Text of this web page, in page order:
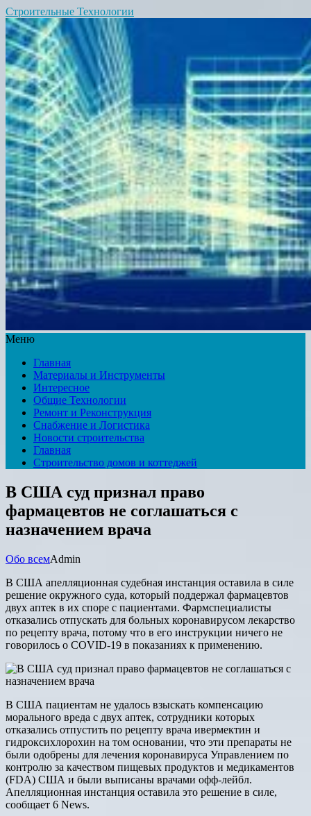
Строительные Технологии
Меню
Главная
Материалы и Инструменты
Интересное
Общие Технологии
Ремонт и Реконструкция
Снабжение и Логистика
Новости строительства
Главная
Строительство домов и коттеджей
В США суд признал право
фармацевтов не соглашаться с
назначением врача
Обо всемAdmin
В США апелляционная судебная инстанция оставила в силе
решение окружного суда, который поддержал фармацевтов
двух аптек в их споре с пациентами. Фармспециалисты
отказались отпускать для больных коронавирусом лекарство
по рецепту врача, потому что в его инструкции ничего не
говорилось о COVID-19 в показаниях к применению.
В США пациентам не удалось взыскать компенсацию
морального вреда с двух аптек, сотрудники которых
отказались отпустить по рецепту врача ивермектин и
гидроксихлорохин на том основании, что эти препараты не
были одобрены для лечения коронавируса Управлением по
контролю за качеством пищевых продуктов и медикаментов
(FDA) США и были выписаны врачами офф-лейбл.
Апелляционная инстанция оставила это решение в силе,
сообщает 6 News.